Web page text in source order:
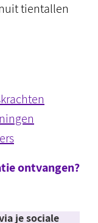
tientallen
ontvangen?
je sociale